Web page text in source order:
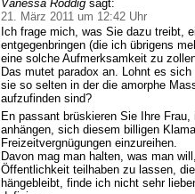
Vanessa Roddig sagt:
21. März 2011 um 12:42 Uhr
Ich frage mich, was Sie dazu treibt,
entgegenbringen (die ich übrigens
eine solche Aufmerksamkeit zu
Das mutet paradox an. Lohnt es
sie so selten in der die amorphe
aufzufinden sind?
En passant brüskieren Sie Ihre
anhängen, sich diesem billigen
Freizeitvergnügungen einzureihen.
Davon mag man halten, was man
Öffentlichkeit teilhaben zu lassen,
hängebleibt, finde ich nicht sehr